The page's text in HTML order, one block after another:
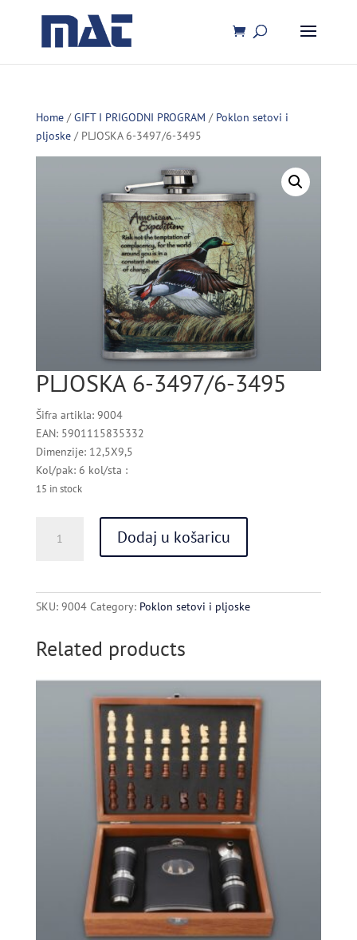
Home/GIFT I PRIGODNI PROGRAM / Poklon setovi i
pljoske/ PLJOSKA 6-3497/6-3495
PLJOSKA 6-3497/6-3495
Šifra artikla: 9004
EAN: 5901115835332
Dimenzije: 12,5X9,5
Kol/pak: 6 kol/sta :
15 in stock
Dodaj u košaricu
SKU: 9004 Category: Poklon setovi i pljoske
Related products